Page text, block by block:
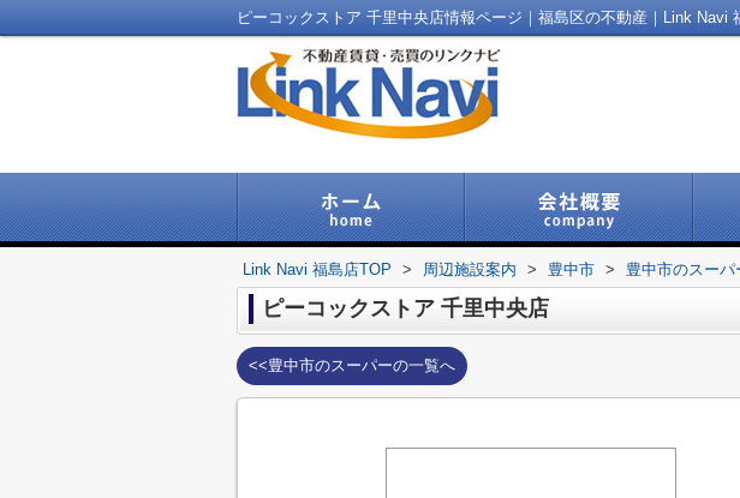
ピーコックストア 千里中央店情報ページ｜福島区の不動産｜Link Navi
Link Navi 福島店TOP > 周辺施設案内 > 豊中市 > 豊中市のスーパ
ピーコックストア 千里中央店
<<豊中市のスーパーの一覧へ